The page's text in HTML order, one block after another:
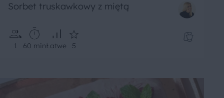
Sorbet truskawkowy z miętą
1 60 minŁatwe 5